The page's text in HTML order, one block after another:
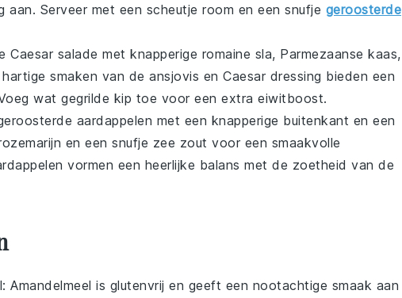
Serveer met een scheutje room en een snufje geroosterde
Caesar salade met knapperige romaine sla, Parmezaanse kaas,
smaken van de ansjovis en Caesar dressing bieden een
wat gegrilde kip toe voor een extra eiwitboost.
aardappelen met een knapperige buitenkant en een
en een snufje zee zout voor een smaakvolle
vormen een heerlijke balans met de zoetheid van de
: Amandelmeel is glutenvrij en geeft een nootachtige smaak aan